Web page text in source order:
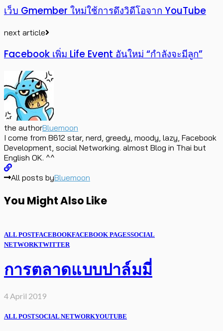
เว็บ Gmember ใหม่ใช้การดึงวิดีโอจาก YouTube
next article
Facebook เพิ่ม Life Event อันใหม่ “กำลังจะมีลูก”
the authorBluemoon
I come from B612 star, nerd, greedy, moody, lazy, Facebook
Development, social Networking. almost Blog in Thai but
English OK. ^^
All posts byBluemoon
You Might Also Like
ALL POSTFACEBOOKFACEBOOK PAGESSOCIAL
NETWORKTWITTER
การตลาดแบบปาล์มมี่
4 April 2019
ALL POSTSOCIAL NETWORKYOUTUBE